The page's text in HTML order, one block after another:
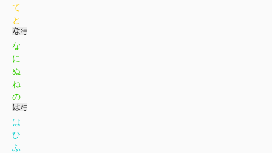
て
と
な
に
ぬ
ね
の
は
ひ
ふ